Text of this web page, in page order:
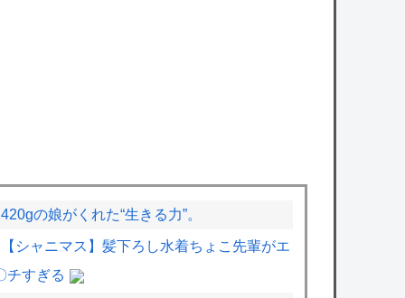
の娘がくれた“生きる力”。
【シャニマス】髪下ろし水着ちょこ先輩がエ
チすぎる